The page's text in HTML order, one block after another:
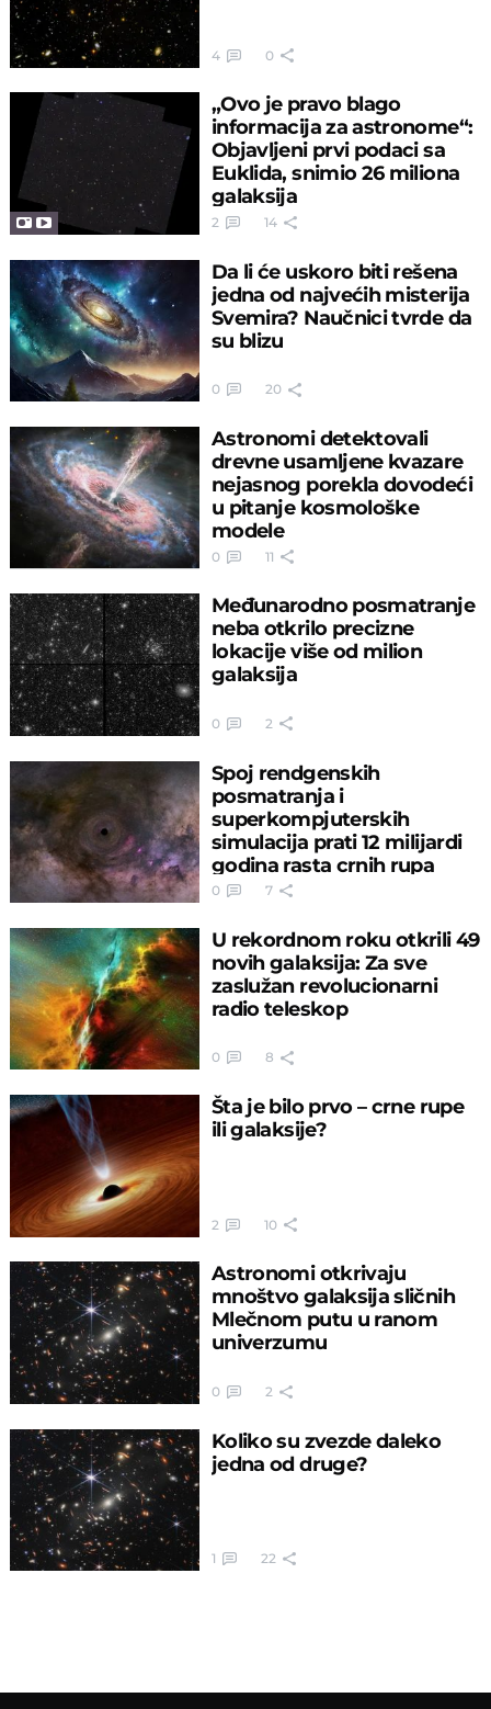
4 0
„Ovo je pravo blago
informacija za astronome“:
Objavljeni prvi podaci sa
Euklida, snimio 26 miliona
galaksija
2 14
Da li će uskoro biti rešena
jedna od najvećih misterija
Svemira? Naučnici tvrde da
su blizu
0 20
Astronomi detektovali
drevne usamljene kvazare
nejasnog porekla dovodeći
u pitanje kosmološke
modele
0 11
Međunarodno posmatranje
neba otkrilo precizne
lokacije više od milion
galaksija
0 2
Spoj rendgenskih
posmatranja i
superkompjuterskih
simulacija prati 12 milijardi
godina rasta crnih rupa
0 7
U rekordnom roku otkrili 49
novih galaksija: Za sve
zaslužan revolucionarni
radio teleskop
0 8
Šta je bilo prvo – crne rupe
ili galaksije?
2 10
Astronomi otkrivaju
mnoštvo galaksija sličnih
Mlečnom putu u ranom
univerzumu
0 2
Koliko su zvezde daleko
jedna od druge?
1 22